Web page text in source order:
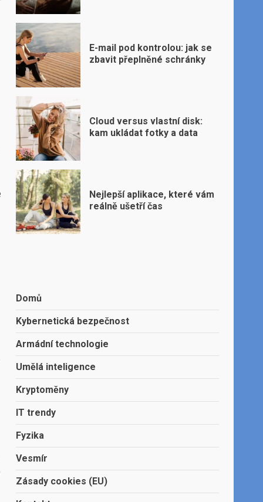
E-mail pod kontrolou: jak se
zbavit přeplněné schránky
Cloud versus vlastní disk:
kam ukládat fotky a data
Nejlepší aplikace, které vám
reálně ušetří čas
Domů
Kybernetická bezpečnost
Armádní technologie
Umělá inteligence
Kryptoměny
IT trendy
Fyzika
Vesmír
Zásady cookies (EU)